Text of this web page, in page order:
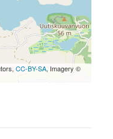
CC-BY-SA, Imagery ©